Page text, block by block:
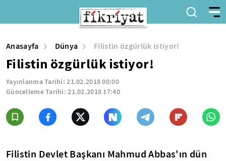
Anasayfa Dünya Filistin özgürlük istiyor!
Filistin özgürlük istiyor!
Yayınlanma Tarihi:21.02.2018 00:00
Güncelleme Tarihi:21.02.2018 17:40
Filistin Devlet Başkanı Mahmud Abbas'ın dün